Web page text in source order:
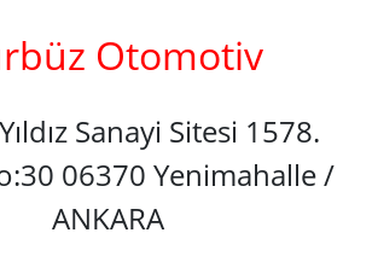
Otomotiv
Sanayi Sitesi 1578.
06370 Yenimahalle /
ANKARA